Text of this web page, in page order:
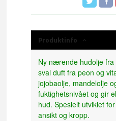
Produktinfo
Ny nærende hudolje
sval duft fra peon og
jojobaolje, mandelolje
fuktighetsnivået og gir
hud. Spesielt utviklet
ansikt og kropp.